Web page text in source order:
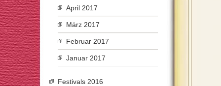
April 2017
März 2017
Februar 2017
Januar 2017
Festivals 2016